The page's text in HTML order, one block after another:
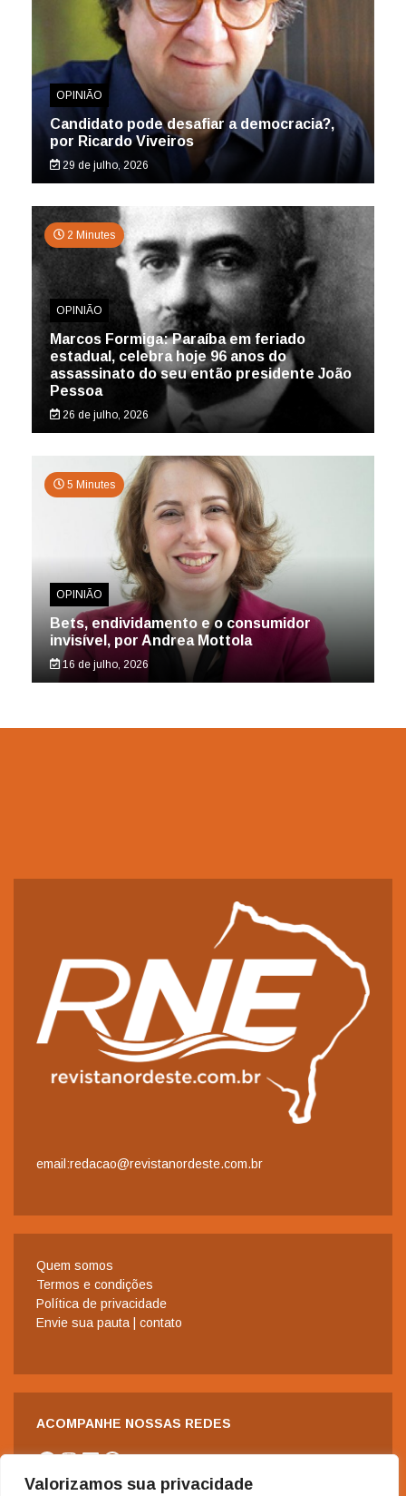
Valorizamos sua privacidade
OPINIÃO
Candidato pode desafiar a democracia?,
por Ricardo Viveiros
29 de julho, 2026
2 Minutes
OPINIÃO
Marcos Formiga: Paraíba em feriado
estadual, celebra hoje 96 anos do
assassinato do seu então presidente João
Pessoa
26 de julho, 2026
5 Minutes
OPINIÃO
Bets, endividamento e o consumidor
invisível, por Andrea Mottola
16 de julho, 2026
email:redacao@revistanordeste.com.br
Quem somos
Termos e condições
Política de privacidade
Envie sua pauta | contato
ACOMPANHE NOSSAS REDES
Facebook
Instagram
LinkedIn
WhatsApp